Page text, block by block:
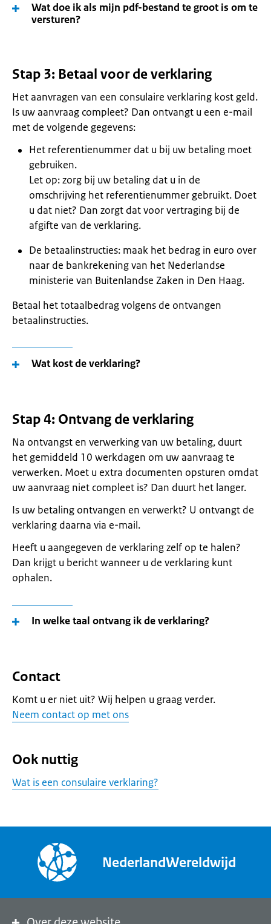
Wat doe ik als mijn pdf-bestand te groot is om te
versturen?
Stap 3: Betaal voor de verklaring
Het aanvragen van een consulaire verklaring kost geld.
Is uw aanvraag compleet? Dan ontvangt u een e-mail
met de volgende gegevens:
Het referentienummer dat u bij uw betaling moet
gebruiken.
Let op: zorg bij uw betaling dat u in de
omschrijving het referentienummer gebruikt. Doet
u dat niet? Dan zorgt dat voor vertraging bij de
afgifte van de verklaring.
De betaalinstructies: maak het bedrag in euro over
naar de bankrekening van het Nederlandse
ministerie van Buitenlandse Zaken in Den Haag.
Betaal het totaalbedrag volgens de ontvangen
betaalinstructies.
Wat kost de verklaring?
Stap 4: Ontvang de verklaring
Na ontvangst en verwerking van uw betaling, duurt
het gemiddeld 10 werkdagen om uw aanvraag te
verwerken. Moet u extra documenten opsturen omdat
uw aanvraag niet compleet is? Dan duurt het langer.
Is uw betaling ontvangen en verwerkt? U ontvangt de
verklaring daarna via e-mail.
Heeft u aangegeven de verklaring zelf op te halen?
Dan krijgt u bericht wanneer u de verklaring kunt
ophalen.
In welke taal ontvang ik de verklaring?
Contact
Komt u er niet uit? Wij helpen u graag verder.
Neem contact op met ons
Ook nuttig
Wat is een consulaire verklaring?
NederlandWereldwijd